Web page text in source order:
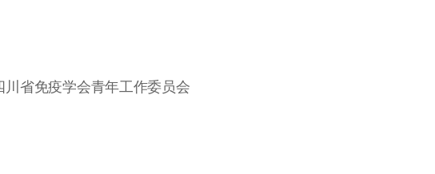
省免疫学会青年工作委员会